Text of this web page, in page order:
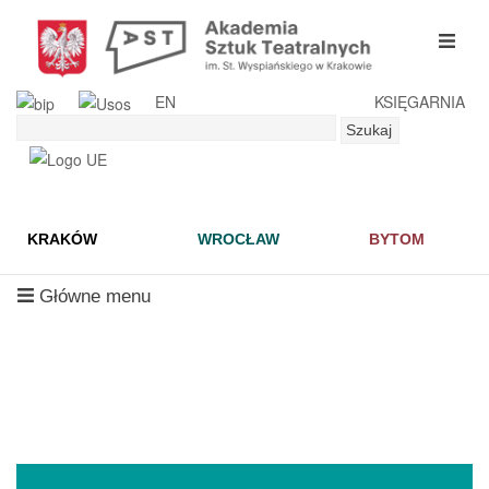
EN
KSIĘGARNIA
Szukaj
KRAKÓW WROCŁAW BYTOM
mobilne
Główne menu